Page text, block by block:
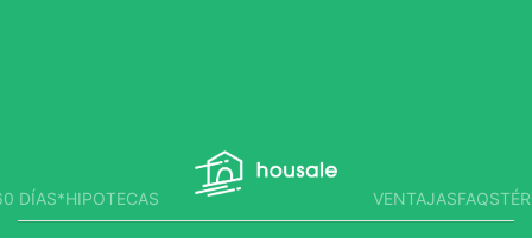
DÍAS*HIPOTECAS VENTAJASFAQS